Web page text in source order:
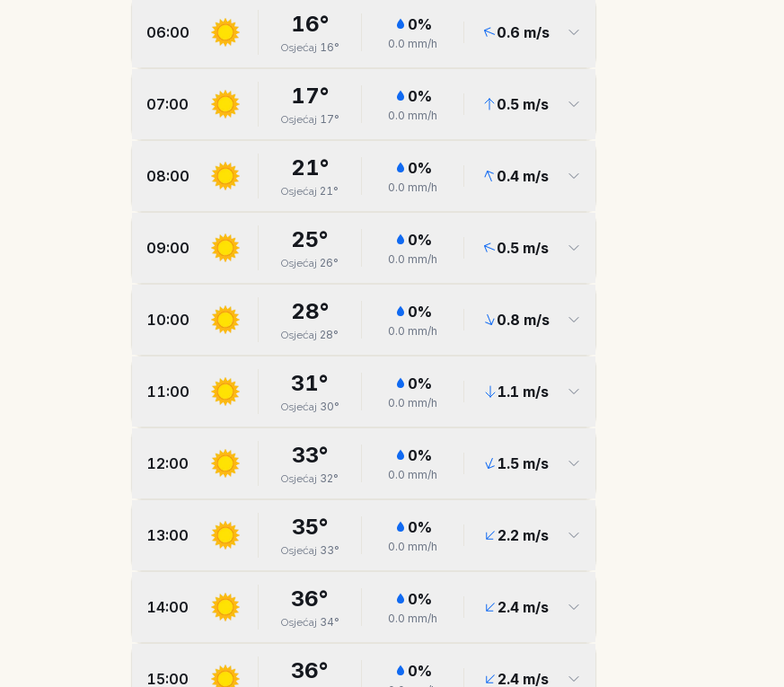
06:00 16°
Osjećaj 16°
0%
0.0 mm/h
0.6 m/s
07:00 17°
Osjećaj 17°
0%
0.0 mm/h
0.5 m/s
08:00 21°
Osjećaj 21°
0%
0.0 mm/h
0.4 m/s
09:00 25°
Osjećaj 26°
0%
0.0 mm/h
0.5 m/s
10:00 28°
Osjećaj 28°
0%
0.0 mm/h
0.8 m/s
11:00 31°
Osjećaj 30°
0%
0.0 mm/h
1.1 m/s
12:00 33°
Osjećaj 32°
0%
0.0 mm/h
1.5m/s
13:00 35°
Osjećaj 33°
0%
0.0 mm/h
2.2 m/s
14:00 36°
Osjećaj 34°
0%
0.0 mm/h
2.4m/s
15:00 36° 0% 2.4m/s